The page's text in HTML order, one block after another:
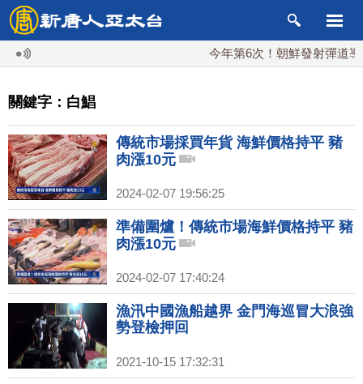
今年第6次！朝鮮發射彈道導
關鍵字：白鯧
傳統市場採買年貨 海鮮價格持平 豬
肉漲10元
2024-02-07 19:56:25
準備圍爐！傳統市場海鮮價格持平 豬
肉漲10元
2024-02-07 17:40:24
漁汛中國漁船越界 金門海巡冒大浪強
勢登檢押回
2021-10-15 17:32:31